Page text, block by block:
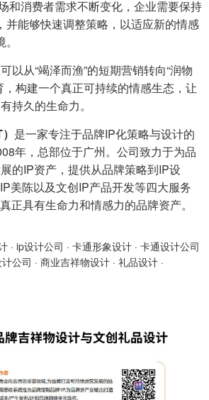
和消费者需求不断变化，企业需要保持
并能够快速调整策略，以适应新的情感
以从“竭泽而渔”的短期营销转向“润物
，构建一个真正可持续的情感生态，让
持久的生命力。
是一家专注于品牌IP化策略与设计的
年，总部位于广州。公司致力于为品
的IP资产，提供从品牌策略到IP设
美陈以及文创IP产品开发等四大服务
正具有生命力和情感力的品牌资产。
· ip设计公司 · 卡通形象设计 · 卡通设计公司
公司 · 商业吉祥物设计 · 礼品设计 ·